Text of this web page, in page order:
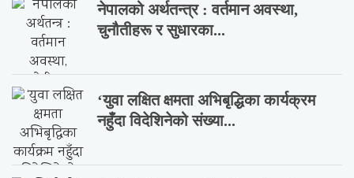
नेपालको अर्थतन्त्र : वर्तमान अवस्था,
चुनौतीहरू र सुधारका...
‘युवा लक्षित क्षमता अभिबृद्धिका कार्यक्रम
नहुँदा विदेशिनेको संख्या...